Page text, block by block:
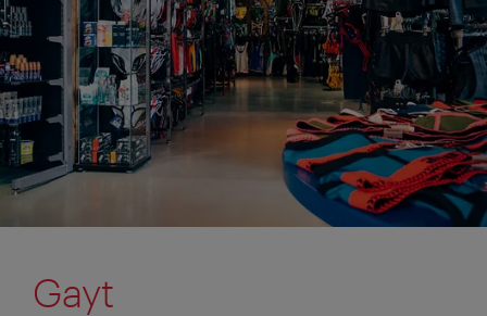
Gayt